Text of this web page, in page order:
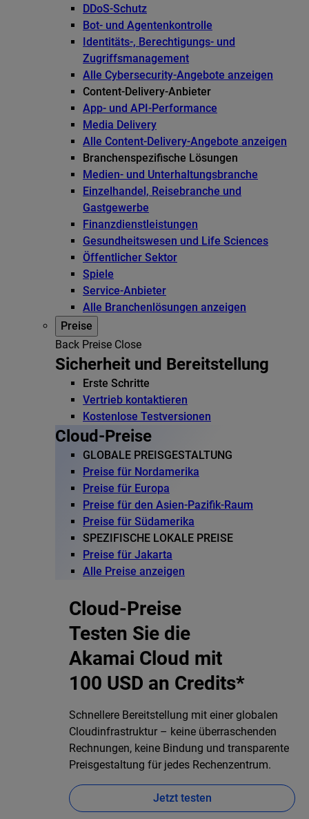
DDoS-Schutz
Bot- und Agentenkontrolle
Identitäts-, Berechtigungs- und
Zugriffsmanagement
Alle Cybersecurity-Angebote anzeigen
Content-Delivery-Anbieter
App- und API-Performance
Media Delivery
Alle Content-Delivery-Angebote anzeigen
Branchenspezifische Lösungen
Medien- und Unterhaltungsbranche
Einzelhandel, Reisebranche und
Gastgewerbe
Finanzdienstleistungen
Gesundheitswesen und Life Sciences
Öffentlicher Sektor
Spiele
Service-Anbieter
Alle Branchenlösungen anzeigen
Preise
Back Preise Close
Sicherheit und Bereitstellung
Erste Schritte
Vertrieb kontaktieren
Kostenlose Testversionen
Cloud-Preise
GLOBALE PREISGESTALTUNG
Preise für Nordamerika
Preise für Europa
Preise für den Asien-Pazifik-Raum
Preise für Südamerika
SPEZIFISCHE LOKALE PREISE
Preise für Jakarta
Alle Preise anzeigen
Cloud-Preise
Testen Sie die
Akamai Cloud mit
100 USD an Credits*
Schnellere Bereitstellung mit einer globalen
Cloudinfrastruktur – keine überraschenden
Rechnungen, keine Bindung und transparente
Preisgestaltung für jedes Rechenzentrum.
Jetzt testen